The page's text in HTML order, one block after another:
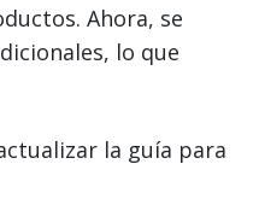
Ahora, se
lo que
la guía para